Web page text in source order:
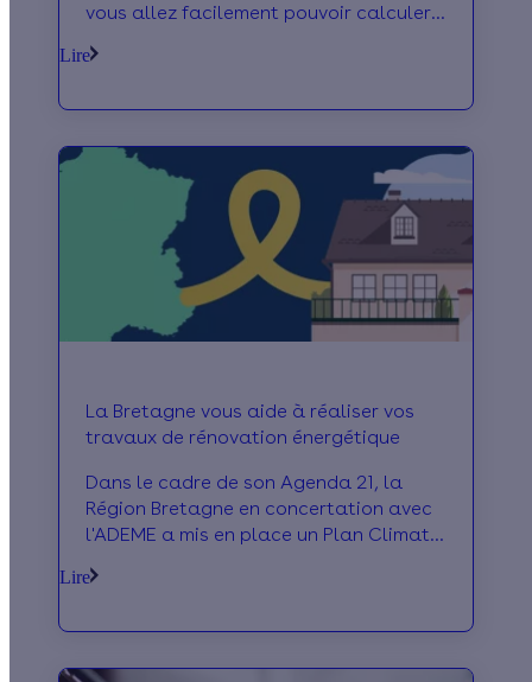
vous allez facilement pouvoir calculer
locales d
Lire
La Bretagne vous aide à réaliser vos
travaux de rénovation énergétique
Dans le cadre de son Agenda 21, la
Région Bretagne en concertation avec
l'ADEME a mis en place un Plan Climat
les consom
Lire